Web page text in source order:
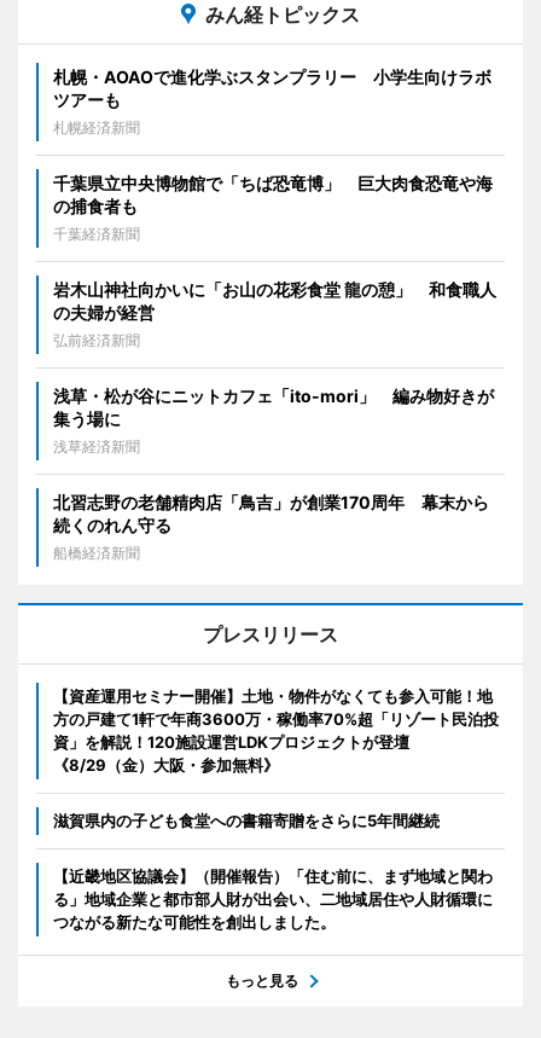
みん経トピックス
札幌・AOAOで進化学ぶスタンプラリー 小学生向けラボ
ツアーも
札幌経済新聞
千葉県立中央博物館で「ちば恐竜博」 巨大肉食恐竜や海
の捕食者も
千葉経済新聞
岩木山神社向かいに「お山の花彩食堂 龍の憩」 和食職人
の夫婦が経営
弘前経済新聞
浅草・松が谷にニットカフェ「ito-mori」 編み物好きが
集う場に
浅草経済新聞
北習志野の老舗精肉店「鳥吉」が創業170周年 幕末から
続くのれん守る
船橋経済新聞
プレスリリース
【資産運用セミナー開催】土地・物件がなくても参入可能！地
方の戸建て1軒で年商3600万・稼働率70%超「リゾート民泊投
資」を解説！120施設運営LDKプロジェクトが登壇
《8/29（金）大阪・参加無料》
滋賀県内の子ども食堂への書籍寄贈をさらに5年間継続
【近畿地区協議会】（開催報告）「住む前に、まず地域と関わ
る」地域企業と都市部人財が出会い、二地域居住や人財循環に
つながる新たな可能性を創出しました。
もっと見る